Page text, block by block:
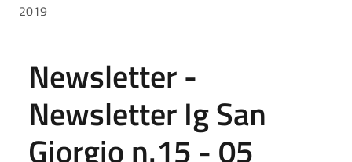
2019
Newsletter -
Newsletter Ig San
Giorgio n.15 - 05